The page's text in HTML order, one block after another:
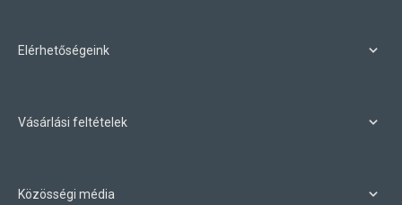
Elérhetőségeink
Vásárlási feltételek
Közösségi média